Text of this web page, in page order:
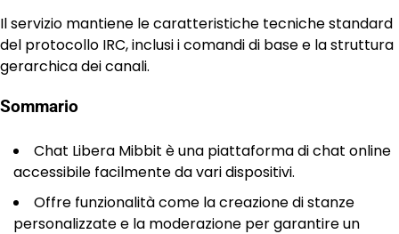
Il servizio mantiene le caratteristiche tecniche standard
del protocollo IRC, inclusi i comandi di base e la struttura
gerarchica dei canali.
Sommario
Chat Libera Mibbit è una piattaforma di chat online
accessibile facilmente da vari dispositivi.
Offre funzionalità come la creazione di stanze
personalizzate e la moderazione per garantire un